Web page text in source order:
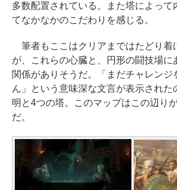
多数配置されている。また塔によって
てなかなかのこだわりを感じる。
筆者もここはクリアまではたどり着
が、これらの心臓と、円形の闘技場に
関係がありそうだ。「まだチャレンジ
ん」という意味深な文言が表示された
明と4つの塔。このマップはこの辺り
だ。